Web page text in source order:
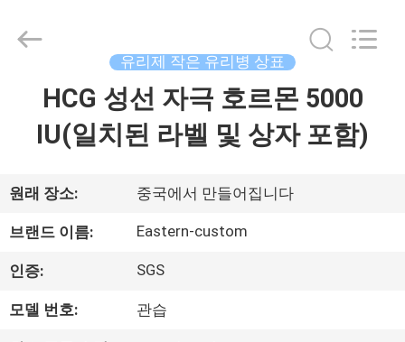
품
우
리
2017
유리제 작은 유리병 상표
HCG 성선 자극 호르몬 5000
IU(일치된 라벨 및 상자 포함)
원래 장소: 중국에서 만들어집니다
브랜드 이름: Eastern-custom
인증: SGS
모델 번호: 관습